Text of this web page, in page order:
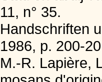
11, n° 35.
Handschriften
1986, p. 200-
M.-R. Lapière,